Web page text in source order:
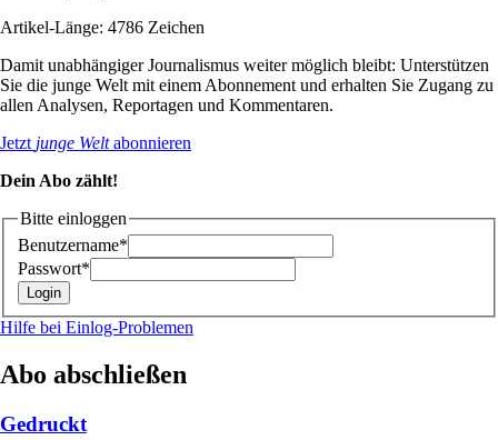
Artikel-Länge: 4786 Zeichen
Damit unabhängiger Journalismus weiter möglich bleibt: Unterstützen
Sie die junge Welt mit einem Abonnement und erhalten Sie Zugang zu
allen Analysen, Reportagen und Kommentaren.
Jetzt junge Weltabonnieren
Dein Abo zählt!
Bitte einloggen
Benutzername*
Passwort*
Hilfe bei Einlog-Problemen
Abo abschließen
Gedruckt